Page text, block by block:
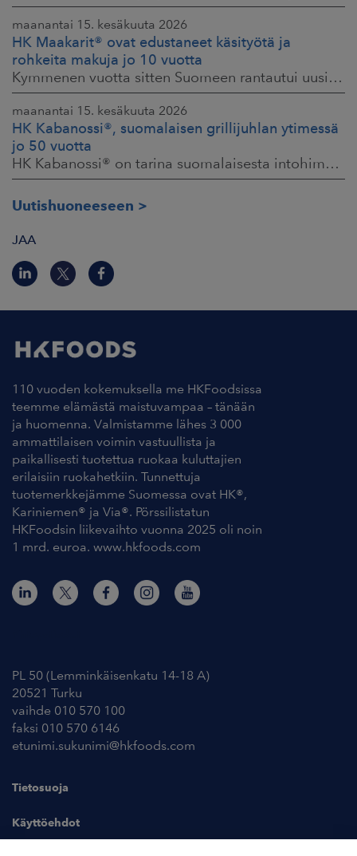
maanantai 15. kesäkuuta 2026
HK Maakarit® ovat edustaneet käsityötä ja
rohkeita makuja jo 10 vuotta
Kymmenen vuotta sitten Suomeen rantautui uusi ilmiö: artesaanihenkisyys. Pienpanimoiden ja käsityöläistuotteiden nostaessa päätään HKFoodsilla tunnistettiin,
maanantai 15. kesäkuuta 2026
HK Kabanossi®, suomalaisen grillijuhlan ytimessä
jo 50 vuotta
HK Kabanossi® on tarina suomalaisesta intohimosta, innovaatiosta ja yhteisistä hetkistä grillin äärellä. Se on legenda, joka ei alkanut suurista strategioista,
Uutishuoneeseen
JAA
110 vuoden kokemuksella me HKFoodsissa
teemme elämästä maistuvampaa – tänään
ja huomenna. Valmistamme lähes 3 000
ammattilaisen voimin vastuullista ja
paikallisesti tuotettua ruokaa kuluttajien
erilaisiin ruokahetkiin. Tunnettuja
tuotemerkkejämme Suomessa ovat HK®,
Kariniemen® ja Via®. Pörssilistatun
HKFoodsin liikevaihto vuonna 2025 oli noin
1 mrd. euroa. www.hkfoods.com
PL 50 (Lemminkäisenkatu 14-18 A)
20521 Turku
vaihde 010 570 100
faksi 010 570 6146
etunimi.sukunimi@hkfoods.com
Tietosuoja
Käyttöehdot